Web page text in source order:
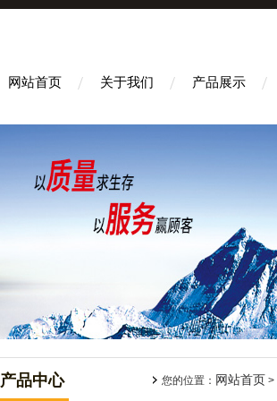
网站首页 关于我们 产品展示
产品中心 您的位置： 网站首页 >